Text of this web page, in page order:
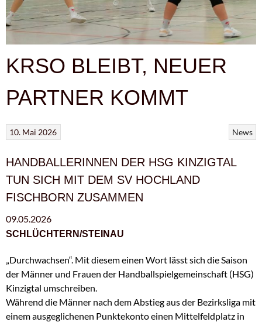
KRSO BLEIBT, NEUER
PARTNER KOMMT
News
10. Mai 2026
HANDBALLERINNEN DER HSG KINZIGTAL
TUN SICH MIT DEM SV HOCHLAND
FISCHBORN ZUSAMMEN
09.05.2026
SCHLÜCHTERN/STEINAU
„Durchwachsen“. Mit diesem einen Wort lässt sich die Saison
der Männer und Frauen der Handballspielgemeinschaft (HSG)
Kinzigtal umschreiben.
Während die Männer nach dem Abstieg aus der Bezirksliga mit
einem ausgeglichenen Punktekonto einen Mittelfeldplatz in